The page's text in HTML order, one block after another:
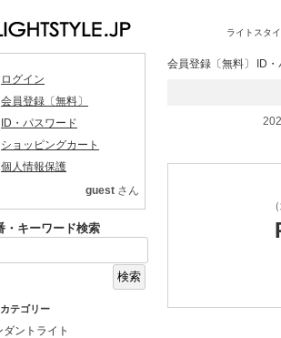
ライトスタ
ログイン
会員登録〔無料〕
ID・パスワード
ショッピングカート
個人情報保護
guest さん
・キーワード検索
カテゴリー
ダントライト
会員登録〔無料〕 ID